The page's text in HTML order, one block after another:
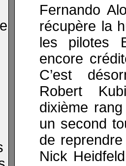
Fernando
récupère la
les pilotes
encore
C’est
Robert
dixième
un second
de
Nick